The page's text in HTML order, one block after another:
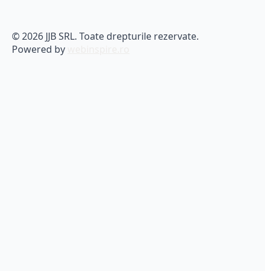
© 2026 JJB SRL. Toate drepturile rezervate.
Powered by